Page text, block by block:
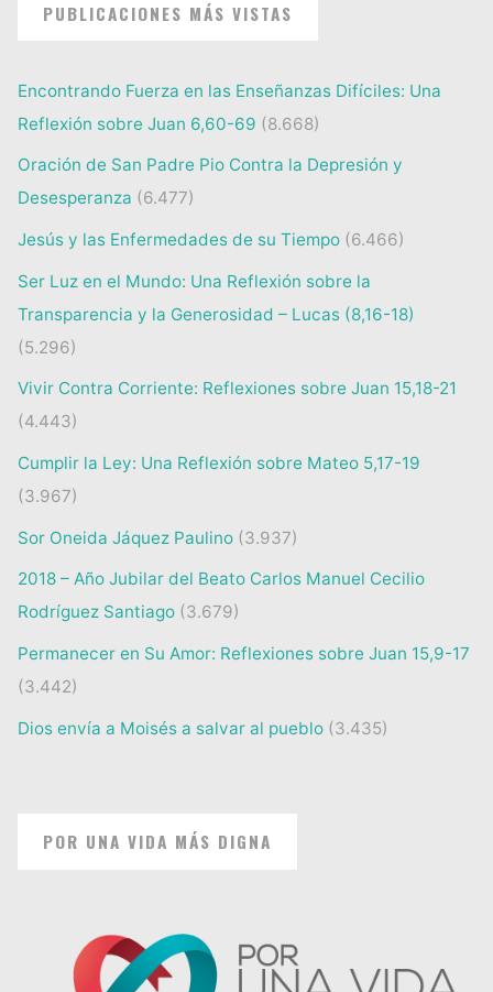
PUBLICACIONES MÁS VISTAS
Encontrando Fuerza en las Enseñanzas Difíciles: Una
Reflexión sobre Juan 6,60-69 (8.668)
Oración de San Padre Pio Contra la Depresión y
Desesperanza (6.477)
Jesús y las Enfermedades de su Tiempo (6.466)
Ser Luz en el Mundo: Una Reflexión sobre la
Transparencia y la Generosidad – Lucas (8,16-18)
(5.296)
Vivir Contra Corriente: Reflexiones sobre Juan 15,18-21
(4.443)
Cumplir la Ley: Una Reflexión sobre Mateo 5,17-19
(3.967)
Sor Oneida Jáquez Paulino (3.937)
2018 – Año Jubilar del Beato Carlos Manuel Cecilio
Rodríguez Santiago (3.679)
Permanecer en Su Amor: Reflexiones sobre Juan 15,9-17
(3.442)
Dios envía a Moisés a salvar al pueblo (3.435)
POR UNA VIDA MÁS DIGNA